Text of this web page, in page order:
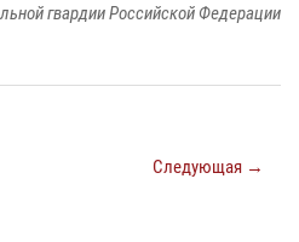
гвардии Российской Федерации
Следующая →